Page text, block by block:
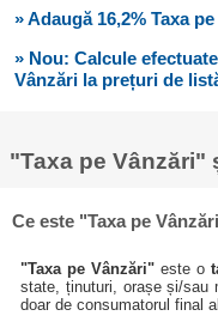
» Adaugă 16,2% Taxa
» Nou: Calcule
Vânzări la prețuri de
"Taxa pe Vânzări"
Ce este "Taxa pe
"Taxa pe Vânzări"este o
state, ținuturi, orașe și/sau
doar de consumatorul final